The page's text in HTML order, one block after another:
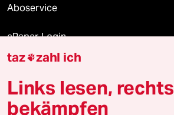
Aboservice
ePaper Login
Downloads für Abonnierende
taz zahl ich
Links lesen, rechts
bekämpfen